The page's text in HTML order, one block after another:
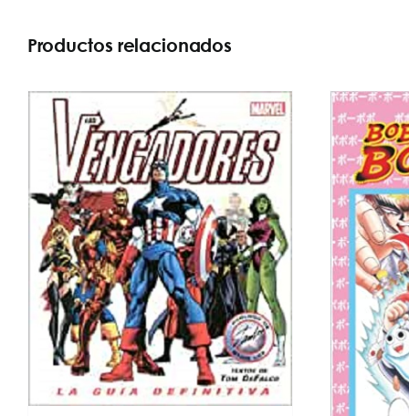
Productos relacionados